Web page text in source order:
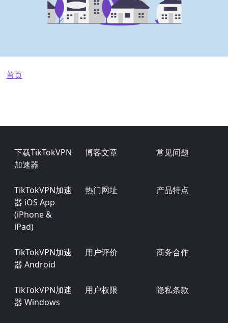
面包屑
首页
Footer
下载TikTokVPN
加速器
博客文章 常见问题
TikTokVPN加速
器 iOS App
(iPhone &
iPad)
热门网址 产品特点
TikTokVPN加速
器 Android
用户评价 商务合作
TikTokVPN加速
器 Windows
用户权限 隐私条款